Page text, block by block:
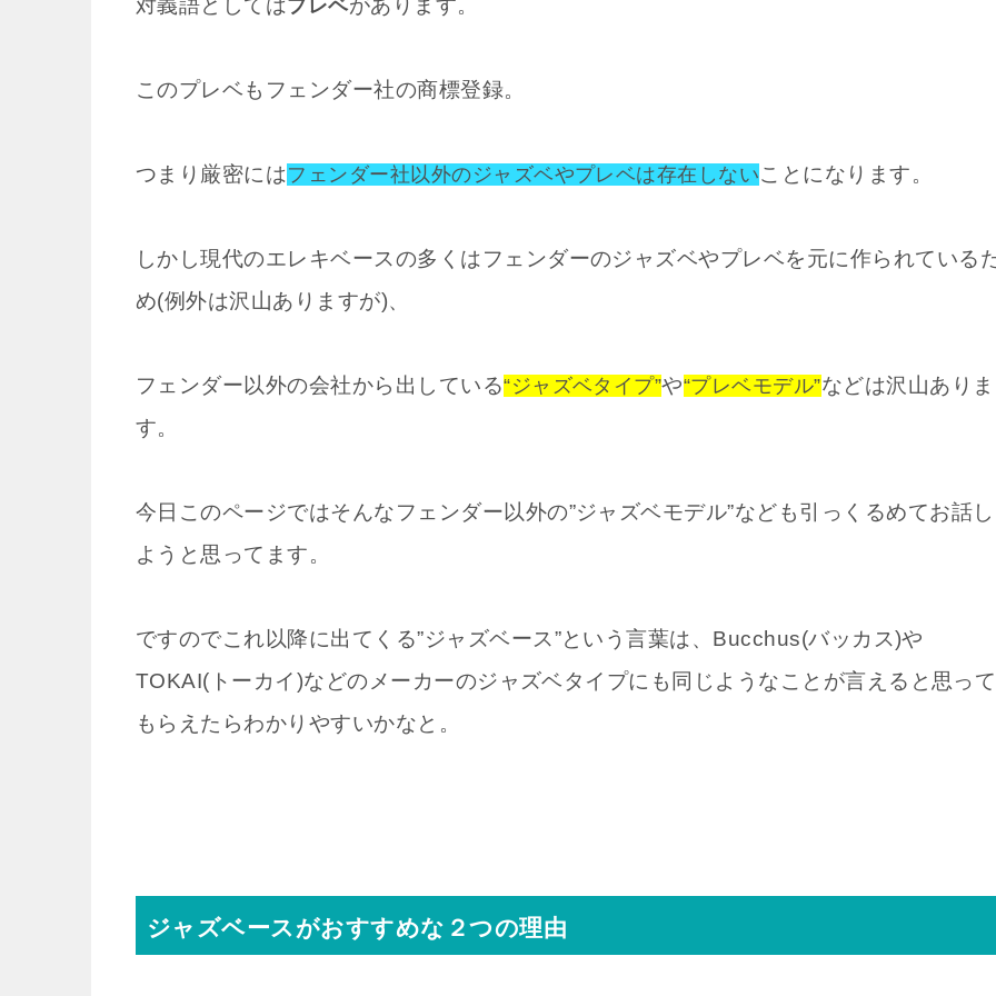
対義語としてはプレベがあります。
このプレベもフェンダー社の商標登録。
つまり厳密には フェンダー社以外のジャズベやプレベは存在しないことになります。
しかし現代のエレキベースの多くはフェンダーのジャズベやプレベを元に作られている
め(例外は沢山ありますが)、
フェンダー以外の会社から出している“ジャズベタイプ”や“プレベモデル”などは沢山ありま
す。
今日このページではそんなフェンダー以外の”ジャズベモデル”なども引っくるめてお話し
ようと思ってます。
ですのでこれ以降に出てくる”ジャズベース”という言葉は、Bucchus(バッカス)や
TOKAI(トーカイ)などのメーカーのジャズベタイプにも同じようなことが言えると思って
もらえたらわかりやすいかなと。
ジャズベースがおすすめな２つの理由